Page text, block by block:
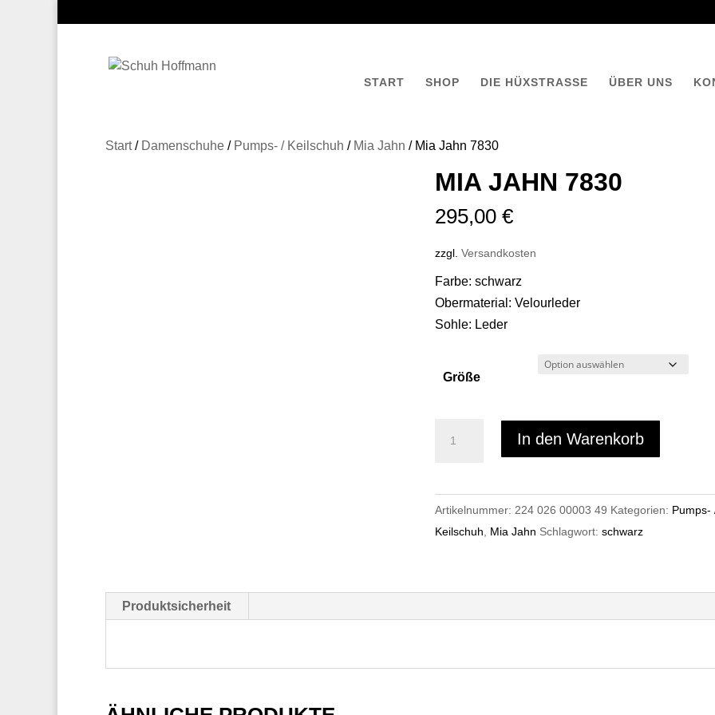
START SHOP DIE HÜXSTRASSE ÜBER UNS
Start/ Damenschuhe / Pumps- / Keilschuh / Mia Jahn / Mia Jahn 7830
MIA JAHN 7830
295,00€
zzgl.Versandkosten
Farbe: schwarz
Obermaterial: Velourleder
Sohle: Leder
Größe
Menge
In den Warenkorb
Artikelnummer: 224 026 00003 49 Kategorien: Pumps-
Keilschuh
Mia Jahn Schlagwort:schwarz
Produktsicherheit